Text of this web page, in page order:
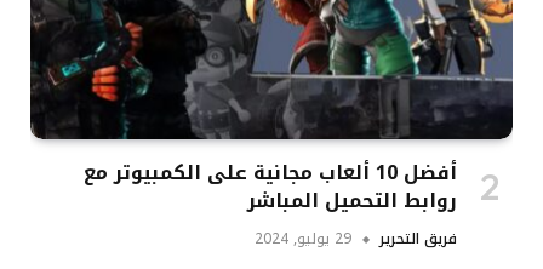
أفضل 10 ألعاب مجانية على الكمبيوتر مع
روابط التحميل المباشر
فريق التحرير 29 يوليو, 2024